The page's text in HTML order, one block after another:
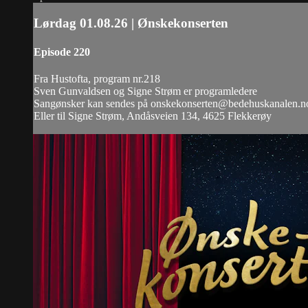
Lørdag 01.08.26 | Ønskekonserten
Episode 220
Fra Hustofta, program nr.218
Sven Gunvaldsen og Signe Strøm er programledere
Sangønsker kan sendes på
Eller til Signe Strøm, Andåsveien 134, 4625 Flekkerøy